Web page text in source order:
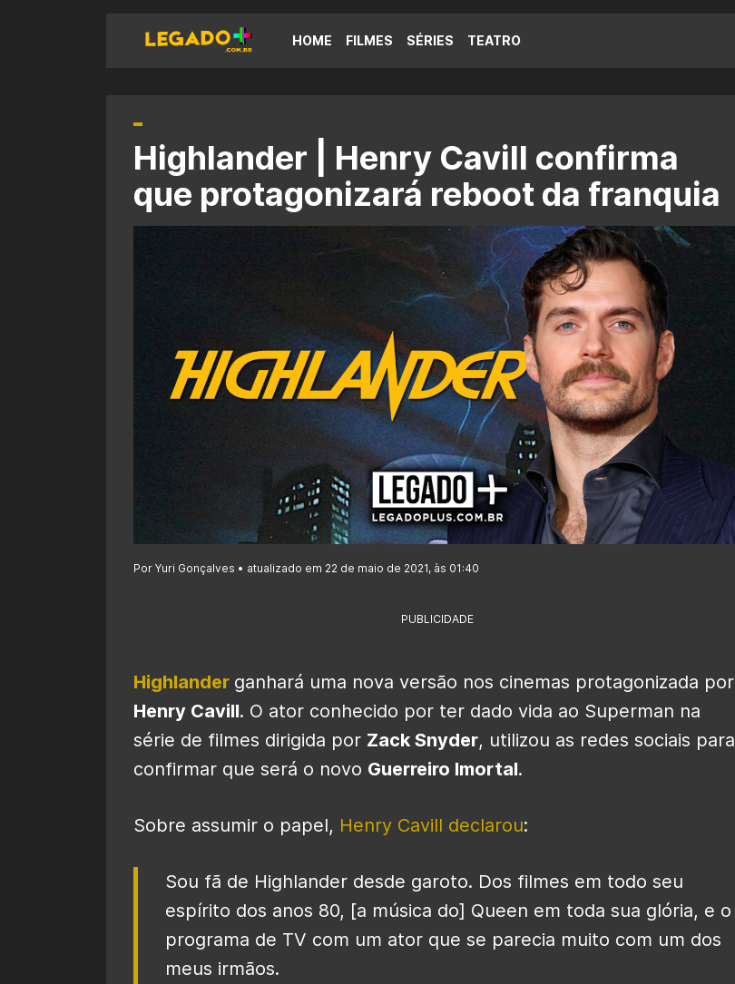
HOME FILMES SÉRIES TEATRO
Highlander | Henry Cavill confirma
que protagonizará reboot da franquia
Por Yuri Gonçalves • atualizado em 22 de maio de 2021, às 01:40
PUBLICIDADE
Highlander ganhará uma nova versão nos cinemas protagonizada por
Henry Cavill. O ator conhecido por ter dado vida ao Superman na
série de filmes dirigida por Zack Snyder, utilizou as redes sociais para
confirmar que será o novo Guerreiro Imortal.
Sobre assumir o papel, Henry Cavill declarou:
Sou fã de Highlander desde garoto. Dos filmes em todo seu
espírito dos anos 80, [a música do] Queen em toda sua glória, e o
programa de TV com um ator que se parecia muito com um dos
meus irmãos.